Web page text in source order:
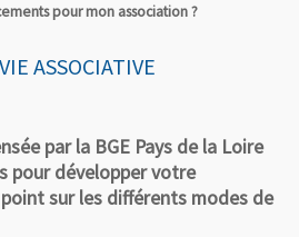
pour mon association ?
VIE ASSOCIATIVE
par la BGE Pays de la Loire
pour développer votre
sur les différents modes de